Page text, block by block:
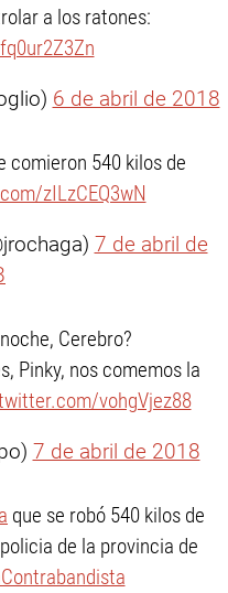
a los ratones:
6 de abril de 2018
comieron 540 kilos de
zILzCEQ3wN
7 de abril de
Cerebro?
Pinky, nos comemos la
vohgVjez88
7 de abril de 2018
que se robó 540 kilos de
de la provincia de